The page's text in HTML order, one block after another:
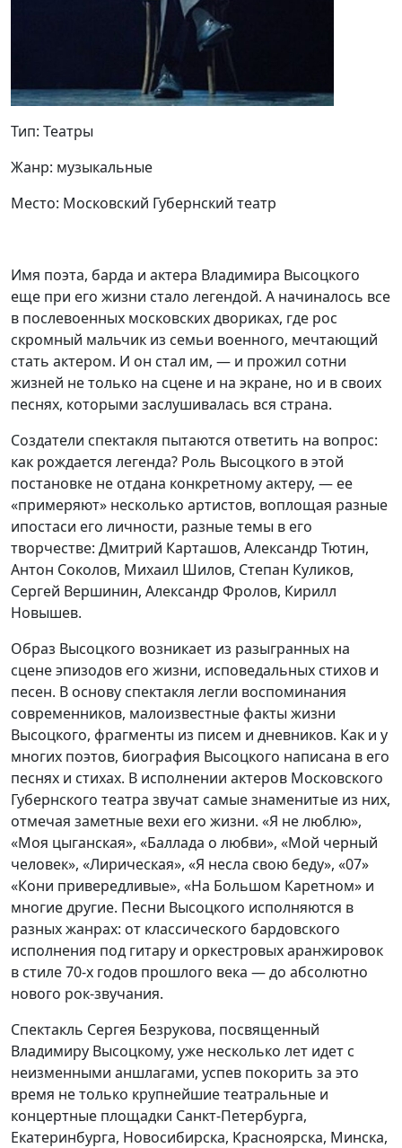
Тип: Театры
Жанр: музыкальные
Место: Московский Губернский театр
Имя поэта, барда и актера Владимира Высоцкого
еще при его жизни стало легендой. А начиналось все
в послевоенных московских двориках, где рос
скромный мальчик из семьи военного, мечтающий
стать актером. И он стал им, — и прожил сотни
жизней не только на сцене и на экране, но и в своих
песнях, которыми заслушивалась вся страна.
Создатели спектакля пытаются ответить на вопрос:
как рождается легенда? Роль Высоцкого в этой
постановке не отдана конкретному актеру, — ее
«примеряют» несколько артистов, воплощая разные
ипостаси его личности, разные темы в его
творчестве: Дмитрий Карташов, Александр Тютин,
Антон Соколов, Михаил Шилов, Степан Куликов,
Сергей Вершинин, Александр Фролов, Кирилл
Новышев.
Образ Высоцкого возникает из разыгранных на
сцене эпизодов его жизни, исповедальных стихов и
песен. В основу спектакля легли воспоминания
современников, малоизвестные факты жизни
Высоцкого, фрагменты из писем и дневников. Как и у
многих поэтов, биография Высоцкого написана в его
песнях и стихах. В исполнении актеров Московского
Губернского театра звучат самые знаменитые из них,
отмечая заметные вехи его жизни. «Я не люблю»,
«Моя цыганская», «Баллада о любви», «Мой черный
человек», «Лирическая», «Я несла свою беду», «07»
«Кони привередливые», «На Большом Каретном» и
многие другие. Песни Высоцкого исполняются в
разных жанрах: от классического бардовского
исполнения под гитару и оркестровых аранжировок
в стиле 70-х годов прошлого века — до абсолютно
нового рок-звучания.
Спектакль Сергея Безрукова, посвященный
Владимиру Высоцкому, уже несколько лет идет с
неизменными аншлагами, успев покорить за это
время не только крупнейшие театральные и
концертные площадки Санкт-Петербурга,
Екатеринбурга, Новосибирска, Красноярска, Минска,